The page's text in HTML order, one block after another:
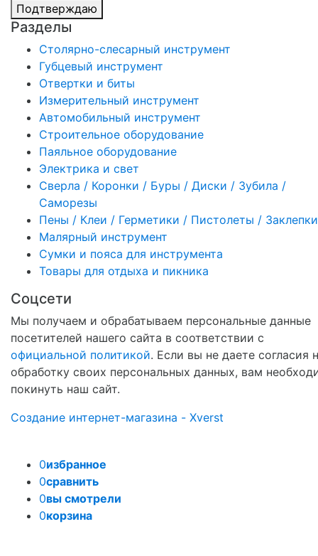
Подтверждаю
Разделы
Столярно-слесарный инструмент
Губцевый инструмент
Отвертки и биты
Измерительный инструмент
Автомобильный инструмент
Строительное оборудование
Паяльное оборудование
Электрика и свет
Сверла / Коронки / Буры / Диски / Зубила /
Саморезы
Пены / Клеи / Герметики / Пистолеты / Заклепки
Малярный инструмент
Сумки и пояса для инструмента
Товары для отдыха и пикника
Соцсети
Мы получаем и обрабатываем персональные данные
посетителей нашего сайта в соответствии с
официальной политикой. Если вы не даете согласия
обработку своих персональных данных, вам
покинуть наш сайт.
Создание интернет-магазина - Xverst
0избранное
0сравнить
0вы смотрели
0корзина